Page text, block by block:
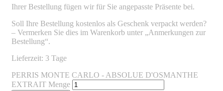
Ihrer Bestellung fügen wir für Sie angepasste Präsente bei.
Soll Ihre Bestellung kostenlos als Geschenk verpackt werden?
– Vermerken Sie dies im Warenkorb unter „Anmerkungen zur
Bestellung“.
Lieferzeit: 3 Tage
PERRIS MONTE CARLO - ABSOLUE D'OSMANTHE
EXTRAIT Menge